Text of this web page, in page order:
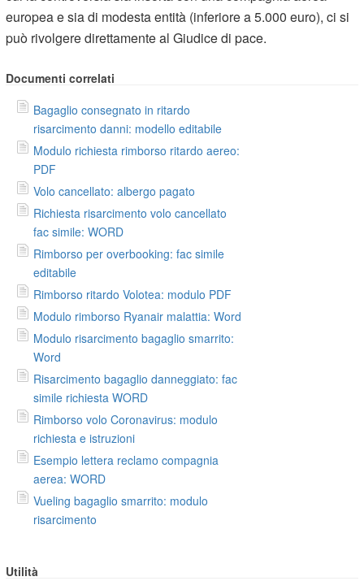
europea e sia di modesta entità (inferiore a 5.000 euro), ci si
può rivolgere direttamente al Giudice di pace.
Documenti correlati
Bagaglio consegnato in ritardo
risarcimento danni: modello editabile
Modulo richiesta rimborso ritardo aereo:
PDF
Volo cancellato: albergo pagato
Richiesta risarcimento volo cancellato
fac simile: WORD
Rimborso per overbooking: fac simile
editabile
Rimborso ritardo Volotea: modulo PDF
Modulo rimborso Ryanair malattia: Word
Modulo risarcimento bagaglio smarrito:
Word
Risarcimento bagaglio danneggiato: fac
simile richiesta WORD
Rimborso volo Coronavirus: modulo
richiesta e istruzioni
Esempio lettera reclamo compagnia
aerea: WORD
Vueling bagaglio smarrito: modulo
risarcimento
Utilità